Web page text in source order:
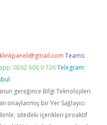
Teams:
0262 606 0 726 Telegram:
gereğince Bilgi Teknolojileri
onaylanmış bir Yer Sağlayıcı
sitedeki içerikleri proaktif